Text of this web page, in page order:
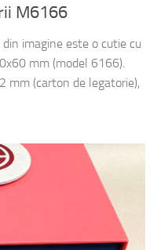
M6166
imagine este o cutie cu
mm (model 6166).
mm (carton de legatorie),